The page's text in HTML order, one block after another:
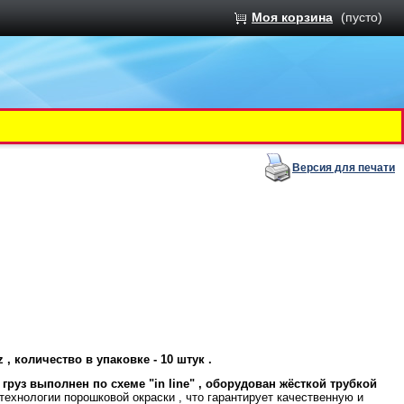
Моя корзина (пусто)
Версия для печати
, количество в упаковке - 10 штук .
выполнен по схеме "in line" , оборудован жёсткой трубкой
порошковой окраски , что гарантирует качественную и